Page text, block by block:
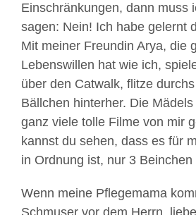
Einschränkungen, dann muss
sagen: Nein! Ich habe gelernt
Mit meiner Freundin Arya, die
Lebenswillen hat wie ich,
über den Catwalk, flitze
Bällchen hinterher. Die
ganz viele tolle Filme von mir
kannst du sehen, dass es für
in Ordnung ist, nur 3 Beinchen
Wenn meine Pflegemama
Schmuser vor dem Herrn,